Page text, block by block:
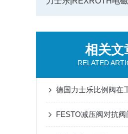
相关文
RELATED